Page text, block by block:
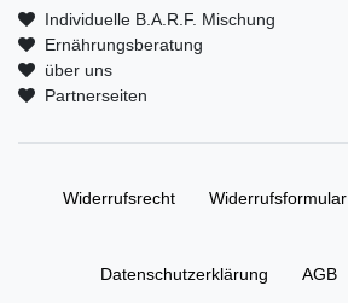
Individuelle B.A.R.F. Mischung
Ernährungsberatung
über uns
Partnerseiten
Widerrufs­recht Widerrufs­formular
Daten­schutz­erklärung AGB